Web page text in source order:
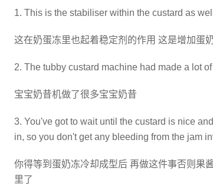
1. This is the stabiliser within the custard as
这在奶蛋冻里也起着稳定剂的作用 这是增加蛋
2. The tubby custard machine had made a lot
宝宝奶昔机做了很多宝宝奶昔
3. You've got to wait until the custard is nice
in, so you don't get any bleeding from the jam
你得等到蛋奶冻冷却成型后 再做这件事否则果
里了